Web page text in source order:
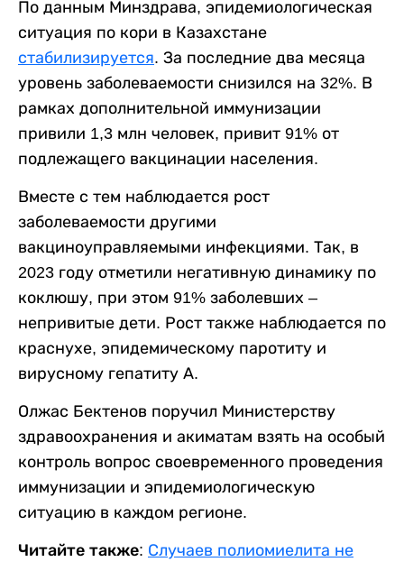
По данным Минздрава, эпидемиологическая
ситуация по кори в Казахстане
стабилизируется. За последние два месяца
уровень заболеваемости снизился на 32%. В
рамках дополнительной иммунизации
привили 1,3 млн человек, привит 91% от
подлежащего вакцинации населения.
Вместе с тем наблюдается рост
заболеваемости другими
вакциноуправляемыми инфекциями. Так, в
2023 году отметили негативную динамику по
коклюшу, при этом 91% заболевших –
непривитые дети. Рост также наблюдается по
краснухе, эпидемическому паротиту и
вирусному гепатиту А.
Олжас Бектенов поручил Министерству
здравоохранения и акиматам взять на особый
контроль вопрос своевременного проведения
иммунизации и эпидемиологическую
ситуацию в каждом регионе.
Читайте также: Случаев полиомиелита не